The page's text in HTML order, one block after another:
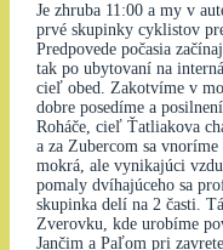
Je zhruba 11:00 a my v
prvé skupinky cyklistov
Predpovede počasia
tak po ubytovaní na
cieľ obed. Zakotvíme v
dobre posedíme a
Roháče, cieľ Ťatliakova
a za Zubercom sa vnoríme
mokrá, ale vynikajúci
pomaly dvíhajúceho sa
skupinka delí na 2 časti.
Zverovku, kde urobíme
Jančim a Paľom pri